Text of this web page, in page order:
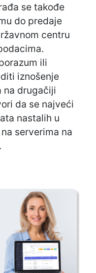
se takođe
do predaje
centru
ili
iznošenje
na drugačiji
da se najveći
nastalih u
serverima na